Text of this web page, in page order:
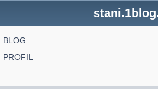
BLOG
PROFIL